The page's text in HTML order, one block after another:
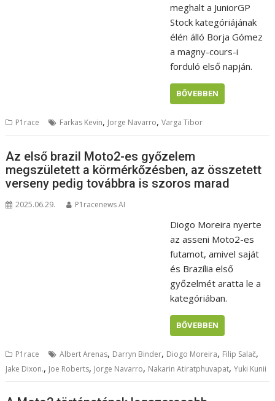
meghalt a JuniorGP
Stock kategóriájának
élén álló Borja Gómez
a magny-cours-i
forduló első napján.
BŐVEBBEN
P1race Farkas Kevin, Jorge Navarro,Varga Tibor
Az első brazil Moto2-es győzelem
megszületett a körmérkőzésben, az összetett
verseny pedig továbbra is szoros marad
2025.06.29. P1racenews AI
Diogo Moreira nyerte
az asseni Moto2-es
futamot, amivel saját
és Brazília első
győzelmét aratta le a
kategóriában.
BŐVEBBEN
P1race Albert Arenas, Darryn Binder, Diogo Moreira, Filip Salač,
Jake Dixon., Joe Roberts, Jorge Navarro, Nakarin Atiratphuvapat,Yuki Kunii